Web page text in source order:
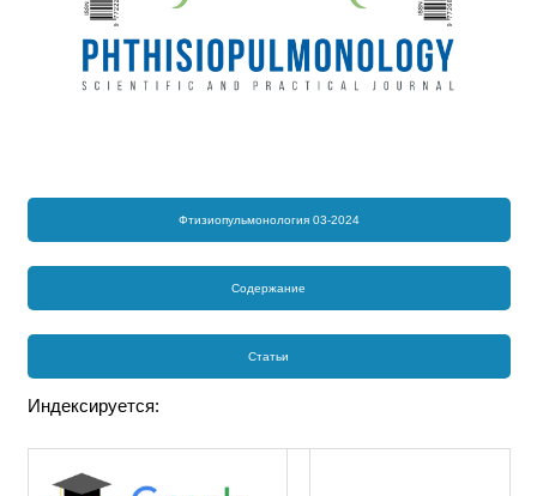
Фтизиопульмонология 03-2024
Содержание
Статьи
Индексируется: